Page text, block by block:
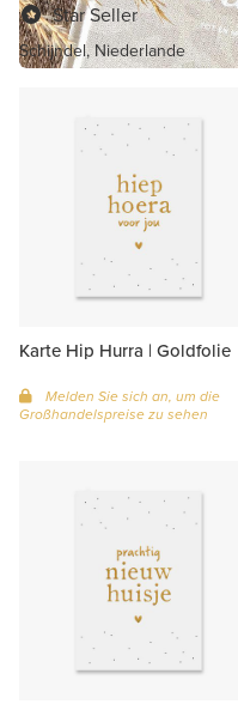
Star Seller
Schijndel, Niederlande
Karte Hip Hurra | Goldfolie
Melden Sie sich an, um die
Großhandelspreise zu sehen